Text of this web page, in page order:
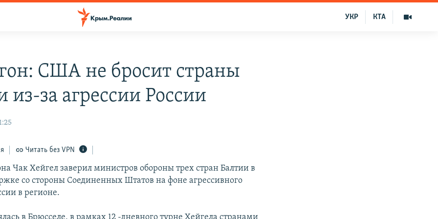
КТА
УКР
США не бросит страны
из-за агрессии России
Читать без VPN
Чак Хейгел заверил министров обороны трех стран Балтии в
со стороны Соединенных Штатов на фоне агрессивного
в регионе.